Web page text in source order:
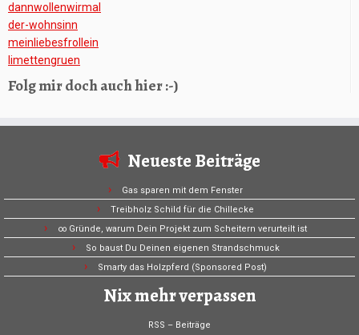
dannwollenwirmal
der-wohnsinn
meinliebesfrollein
limettengruen
Folg mir doch auch hier :-)
Neueste Beiträge
Gas sparen mit dem Fenster
Treibholz Schild für die Chillecke
∞ Gründe, warum Dein Projekt zum Scheitern verurteilt ist
So baust Du Deinen eigenen Strandschmuck
Smarty das Holzpferd (Sponsored Post)
Nix mehr verpassen
RSS – Beiträge